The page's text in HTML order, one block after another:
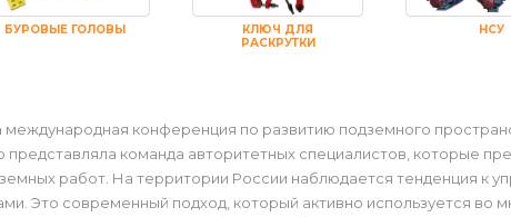
БУРОВЫЕ ГОЛОВЫ
КЛЮЧ ДЛЯ
РАСКРУТКИ
НСУ
конференция по развитию подземного
представляла команда авторитетных специалистов, которые
работ. На территории России наблюдается тенденция к
Это современный подход, который активно используется во